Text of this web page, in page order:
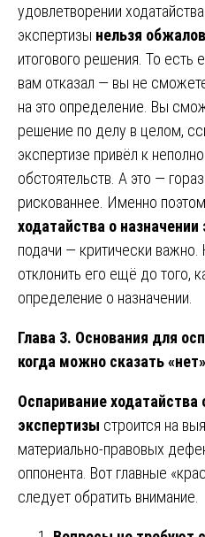
удовлетворении
экспертизы нельзя
итогового решения. То есть
вам отказал — вы не
на это определение. Вы
решение по делу в целом,
экспертизе привёл к
обстоятельств. А это —
рискованнее. Именно
ходатайства о
подачи — критически
отклонить его ещё до того,
определение о назначении.
Глава 3. Основания для
когда можно сказать «нет»
Оспаривание ходатайства
экспертизы строится на
материально-правовых
оппонента. Вот главные
следует обратить внимание.